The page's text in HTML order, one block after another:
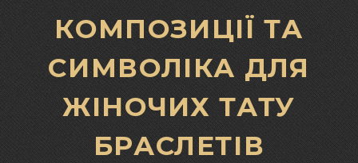
КОМПОЗИЦІЇ ТА
СИМВОЛІКА ДЛЯ
ЖІНОЧИХ ТАТУ
БРАСЛЕТІВ